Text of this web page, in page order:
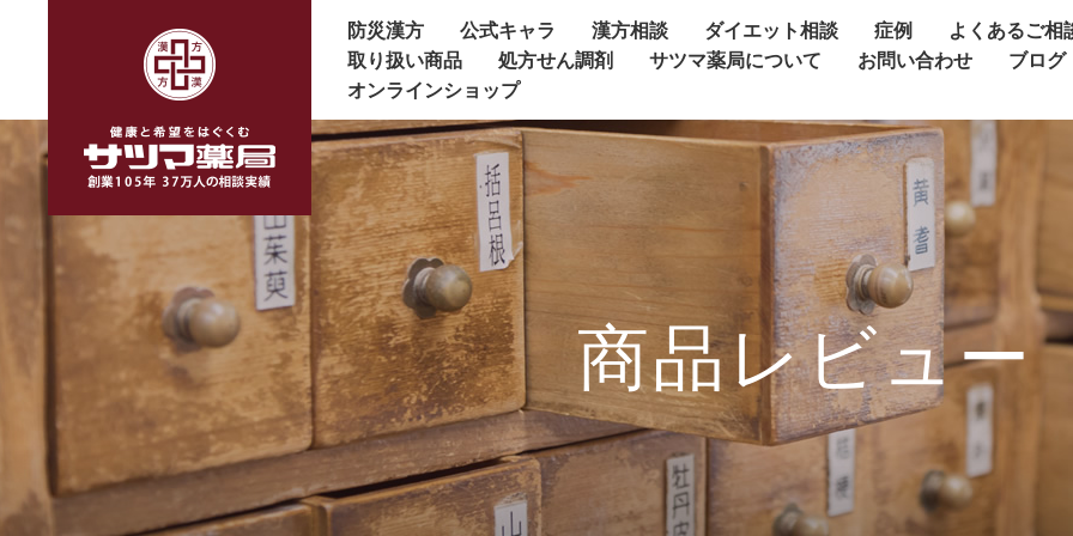
防災漢方 公式キャラ 漢方相談 ダイエット相談 症例
よくあるご相
取り扱い商品
処方せん調剤 サツマ薬局について お問い合わせ
ブログ
オンラインショップ
商品レビュー